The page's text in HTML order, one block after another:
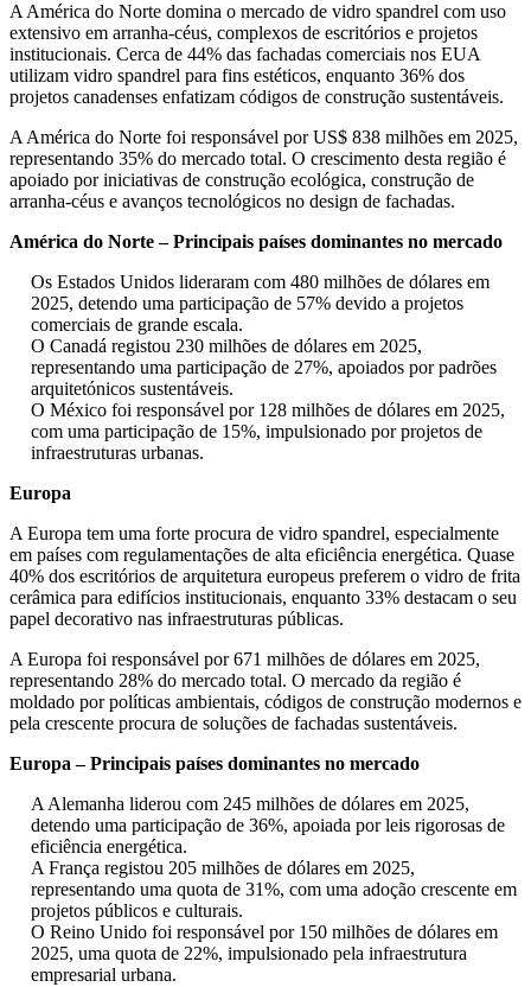
A América do Norte domina o mercado de vidro spandrel com uso
extensivo em arranha-céus, complexos de escritórios e projetos
institucionais. Cerca de 44% das fachadas comerciais nos EUA
utilizam vidro spandrel para fins estéticos, enquanto 36% dos
projetos canadenses enfatizam códigos de construção sustentáveis.
A América do Norte foi responsável por US$ 838 milhões em 2025,
representando 35% do mercado total. O crescimento desta região é
apoiado por iniciativas de construção ecológica, construção de
arranha-céus e avanços tecnológicos no design de fachadas.
América do Norte – Principais países dominantes no mercado
Os Estados Unidos lideraram com 480 milhões de dólares em
2025, detendo uma participação de 57% devido a projetos
comerciais de grande escala.
O Canadá registou 230 milhões de dólares em 2025,
representando uma participação de 27%, apoiados por padrões
arquitetónicos sustentáveis.
O México foi responsável por 128 milhões de dólares em 2025,
com uma participação de 15%, impulsionado por projetos de
infraestruturas urbanas.
Europa
A Europa tem uma forte procura de vidro spandrel, especialmente
em países com regulamentações de alta eficiência energética. Quase
40% dos escritórios de arquitetura europeus preferem o vidro de frita
cerâmica para edifícios institucionais, enquanto 33% destacam o seu
papel decorativo nas infraestruturas públicas.
A Europa foi responsável por 671 milhões de dólares em 2025,
representando 28% do mercado total. O mercado da região é
moldado por políticas ambientais, códigos de construção modernos e
pela crescente procura de soluções de fachadas sustentáveis.
Europa – Principais países dominantes no mercado
A Alemanha liderou com 245 milhões de dólares em 2025,
detendo uma participação de 36%, apoiada por leis rigorosas de
eficiência energética.
A França registou 205 milhões de dólares em 2025,
representando uma quota de 31%, com uma adoção crescente em
projetos públicos e culturais.
O Reino Unido foi responsável por 150 milhões de dólares em
2025, uma quota de 22%, impulsionado pela infraestrutura
empresarial urbana.